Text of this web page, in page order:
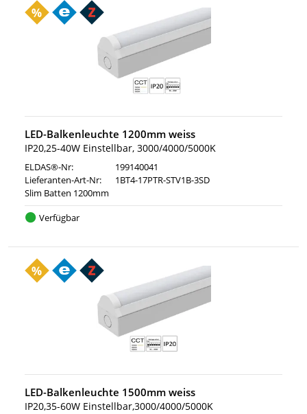
LED-Balkenleuchte 1200mm weiss
IP20,25-40W Einstellbar, 3000/4000/5000K
ELDAS®-Nr:
199140041
Lieferanten-Art-Nr:
1BT4-17PTR-STV1B-3SD
Slim Batten 1200mm
Verfügbar
LED-Balkenleuchte 1500mm weiss
IP20,35-60W Einstellbar,3000/4000/5000K